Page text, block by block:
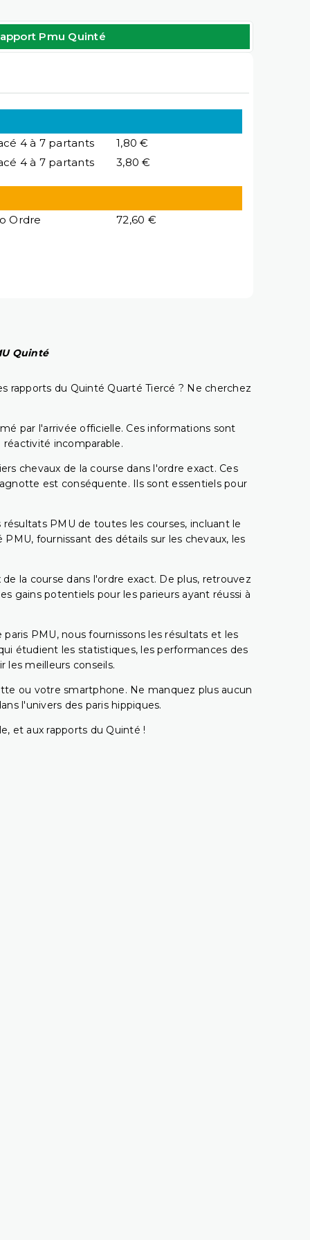
Pmu Quinté
4 à 7 partants
1,80 €
4 à 7 partants
3,80 €
Ordre 72,60 €
Quinté
rapports du Quinté Quarté Tiercé ? Ne cherchez
par l'arrivée officielle. Ces informations sont
incomparable.
chevaux de la course dans l'ordre exact. Ces
est conséquente. Ils sont essentiels pour
PMU de toutes les courses, incluant le
fournissant des détails sur les chevaux, les
la course dans l'ordre exact. De plus, retrouvez
gains potentiels pour les parieurs ayant réussi à
PMU, nous fournissons les résultats et les
étudient les statistiques, les performances des
les meilleurs conseils.
ou votre smartphone. Ne manquez plus aucun
l'univers des paris hippiques.
et aux rapports du Quinté !